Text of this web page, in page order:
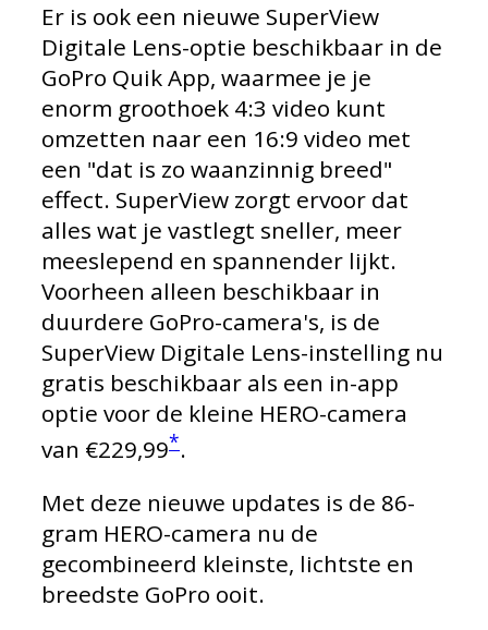
Er is ook een nieuwe SuperView
Digitale Lens-optie beschikbaar in de
GoPro Quik App, waarmee je je
enorm groothoek 4:3 video kunt
omzetten naar een 16:9 video met
een "dat is zo waanzinnig breed"
effect. SuperView zorgt ervoor dat
alles wat je vastlegt sneller, meer
meeslepend en spannender lijkt.
Voorheen alleen beschikbaar in
duurdere GoPro-camera's, is de
SuperView Digitale Lens-instelling nu
gratis beschikbaar als een in-app
optie voor de kleine HERO-camera
van €229,99*.
Met deze nieuwe updates is de 86-
gram HERO-camera nu de
gecombineerd kleinste, lichtste en
breedste GoPro ooit.